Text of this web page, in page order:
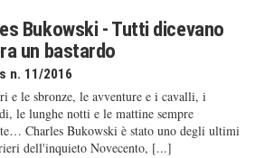
Bukowski - Tutti dicevano
un bastardo
n. 11/2016
e le sbronze, le avventure e i cavalli, i
le lunghe notti e le mattine sempre
Charles Bukowski è stato uno degli ultimi
dell'inquieto Novecento, [...]